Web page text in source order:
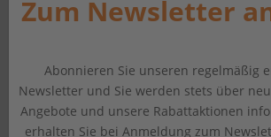
Zum Newsletter
Abonnieren Sie unseren regelmäßig
Newsletter und Sie werden stets über
Angebote und unsere Rabattaktionen
erhalten Sie bei Anmeldung zum